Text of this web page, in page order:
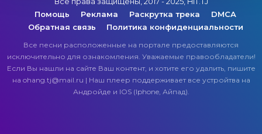
Помощь
Реклама Раскрутка трека
DMCA
Обратная связь
Политика конфиденциальности
Все песни расположенные на портале предоставляются
исключительно для ознакомления. Уважаемые правообладатели!
Если Вы нашли на сайте Ваш контент, и хотите его удалить, пишите
на ohang.tj@mail.ru | Наш плеер поддерживает все устройтва на
Андройде и IOS (Iphone, Айпад).